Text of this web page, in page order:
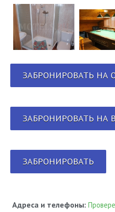
ЗАБРОНИРОВАТЬ НА
ЗАБРОНИРОВАТЬ НА
ЗАБРОНИРОВАТЬ
Адреса и телефоны: